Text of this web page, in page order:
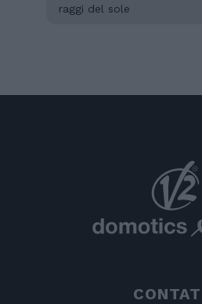
raggi del sole